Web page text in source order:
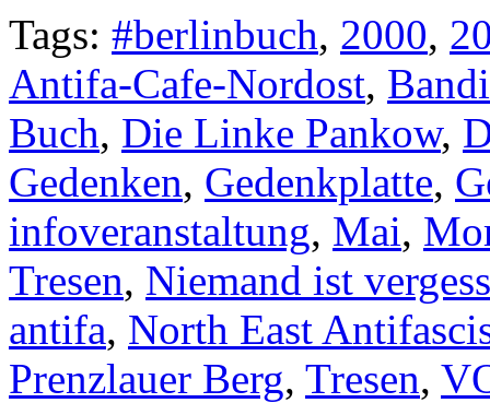
Tags: #berlinbuch, 2000,
Antifa-Cafe-Nordost,
Buch, Die Linke Pankow,
Gedenken, Gedenkplatte,
infoveranstaltung, Mai,
Tresen, Niemand ist
antifa, North East
Prenzlauer Berg, Tresen,